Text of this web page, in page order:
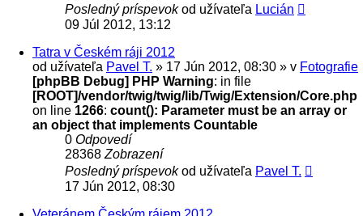
Posledný príspevokod užívateľa Lucián
09 Júl 2012, 13:12
Tatra v Českém ráji 2012
od užívateľa Pavel T. » 17 Jún 2012, 08:30 » v Fotografie
[phpBB Debug] PHP Warning: in file
[ROOT]/vendor/twig/twig/lib/Twig/Extension/Core.php
on line 1266: count(): Parameter must be an array or
an object that implements Countable
0 Odpovedí
28368 Zobrazení
Posledný príspevokod užívateľa Pavel T.
17 Jún 2012, 08:30